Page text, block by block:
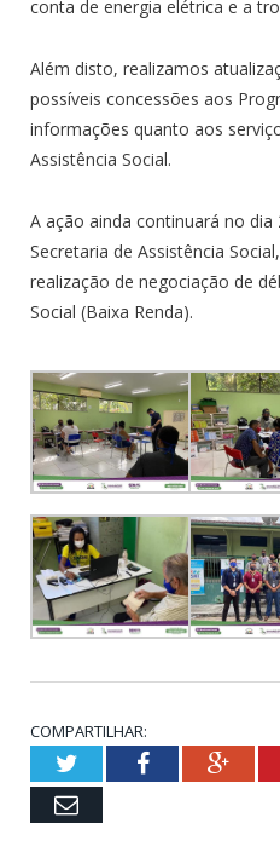
conta de energia elétrica e a
Além disto, realizamos
possíveis concessões aos
informações quanto aos
Assistência Social.
A ação ainda continuará no
Secretaria de Assistência
realização de negociação de
Social (Baixa Renda).
COMPARTILHAR:
TwitterFacebook
Email